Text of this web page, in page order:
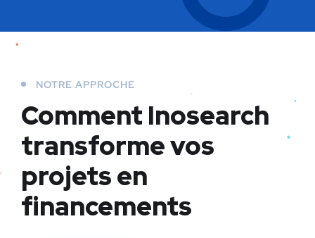
NOTRE APPROCHE
Comment Inosearch
transforme vos
projets en
financements